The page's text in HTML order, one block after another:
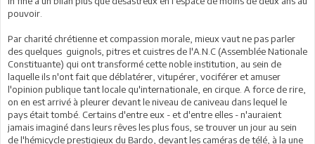
pouvoir.
Par charité chrétienne et compassion morale, mieux vaut ne pas parler
des quelques guignols, pitres et cuistres de l'A.N.C (Assemblée Nationale
Constituante) qui ont transformé cette noble institution, au sein de
laquelle ils n'ont fait que déblatérer, vitupérer, vociférer et amuser
l'opinion publique tant locale qu'internationale, en cirque. A force de rire,
on en est arrivé à pleurer devant le niveau de caniveau dans lequel le
pays était tombé. Certains d'entre eux - et d'entre elles - n'auraient
jamais imaginé dans leurs rêves les plus fous, se trouver un jour au sein
de l'hémicycle prestigieux du Bardo, devant les caméras de télé, à la une